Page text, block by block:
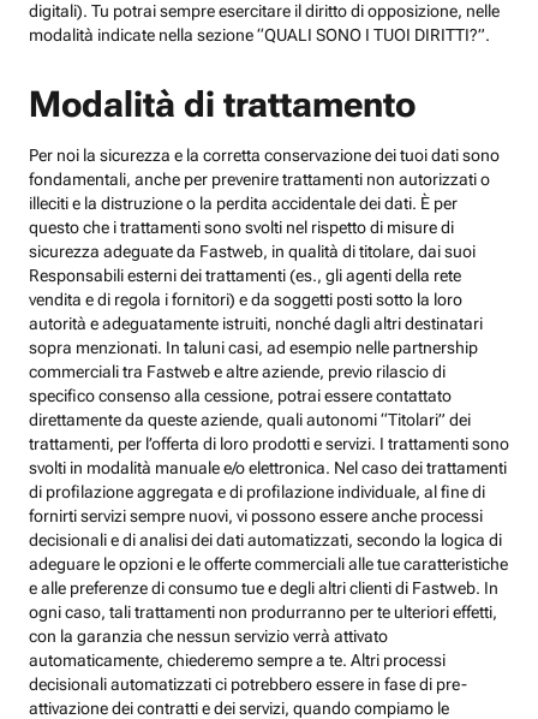
digitali). Tu potrai sempre esercitare il diritto di opposizione, nelle
modalità indicate nella sezione “QUALI SONO I TUOI DIRITTI?”.
Modalità di trattamento
Per noi la sicurezza e la corretta conservazione dei tuoi dati sono
fondamentali, anche per prevenire trattamenti non autorizzati o
illeciti e la distruzione o la perdita accidentale dei dati. È per
questo che i trattamenti sono svolti nel rispetto di misure di
sicurezza adeguate da Fastweb, in qualità di titolare, dai suoi
Responsabili esterni dei trattamenti (es., gli agenti della rete
vendita e di regola i fornitori) e da soggetti posti sotto la loro
autorità e adeguatamente istruiti, nonché dagli altri destinatari
sopra menzionati. In taluni casi, ad esempio nelle partnership
commerciali tra Fastweb e altre aziende, previo rilascio di
specifico consenso alla cessione, potrai essere contattato
direttamente da queste aziende, quali autonomi “Titolari” dei
trattamenti, per l’offerta di loro prodotti e servizi. I trattamenti sono
svolti in modalità manuale e/o elettronica. Nel caso dei trattamenti
di profilazione aggregata e di profilazione individuale, al fine di
fornirti servizi sempre nuovi, vi possono essere anche processi
decisionali e di analisi dei dati automatizzati, secondo la logica di
adeguare le opzioni e le offerte commerciali alle tue caratteristiche
e alle preferenze di consumo tue e degli altri clienti di Fastweb. In
ogni caso, tali trattamenti non produrranno per te ulteriori effetti,
con la garanzia che nessun servizio verrà attivato
automaticamente, chiederemo sempre a te. Altri processi
decisionali automatizzati ci potrebbero essere in fase di pre-
attivazione dei contratti e dei servizi, quando compiamo le